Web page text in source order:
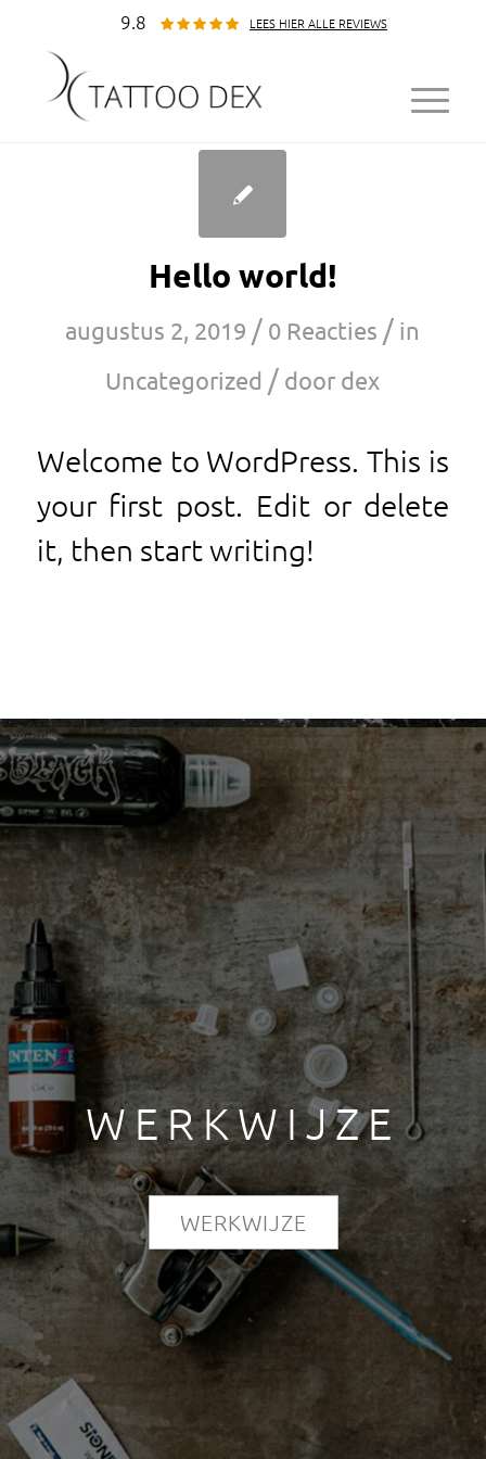
9.8 LEES HIER ALLE REVIEWS
Hello world!
augustus 2, 2019 / 0 Reacties / in
Uncategorized / door dex
Welcome to WordPress. This is
your first post. Edit or delete
it, then start writing!
WERKWIJZE
WERKWIJZE